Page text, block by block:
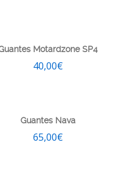
Motardzone SP4
40,00€
Guantes Nava
65,00€